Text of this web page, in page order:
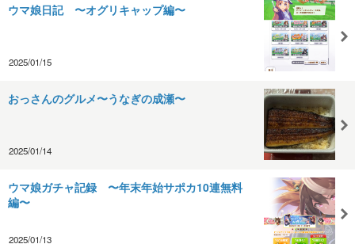
ウマ娘日記 〜オグリキャップ編〜
2025/01/15
おっさんのグルメ〜うなぎの成瀬〜
2025/01/14
ウマ娘ガチャ記録 〜年末年始サポカ10連無料
編〜
2025/01/13